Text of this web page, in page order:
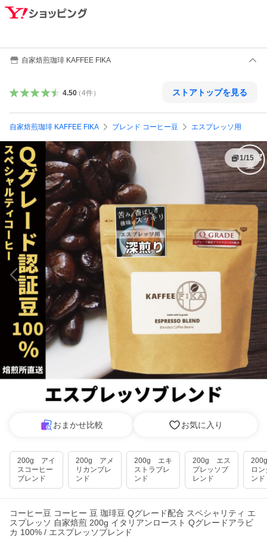
自家焙煎珈琲 KAFFEE FIKA
4.50（4件） ストアトップを見る
自家焙煎珈琲 KAFFEE FIKA ブレンド コーヒー豆 エスプレッソ用
1/15
おまかせ比較 お気に入り
200g アイ
スコーヒー
ブレンド
200g アメ
リカンブレ
ンド
200g エキ
ストラブレ
ンド
200g エス
プレッソブ
レンド
ロ
ンド
コーヒー豆 コーヒー 豆 珈琲豆 Qグレード配合 スペシャリティ エ
スプレッソ 自家焙煎 200g イタリアンロースト Qグレードアラビ
カ 100% / エスプレッソブレンド